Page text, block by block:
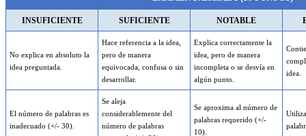
INSUFICIENTE SUFICIENTE NOTABLE
No explica en absoluto la
idea preguntada.
Hace referencia a la idea,
pero de manera
equivocada, confusa o sin
desarrollar.
Explica correctamente la
idea, pero de manera
incompleta o se desvía en
algún punto.
idea.
El número de palabras es
inadecuado (+/- 30).
Se aleja
considerablemente del
número de palabras
Se aproxima al número de
palabras requerido (+/-
10).